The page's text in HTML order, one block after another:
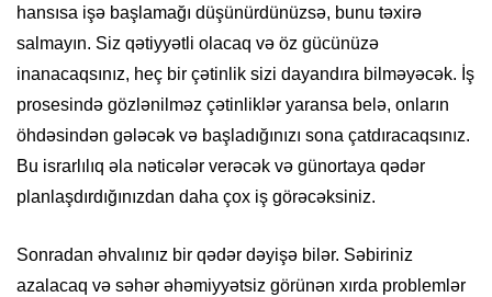
hansısa işə başlamağı düşünürdünüzsə, bunu təxirə
salmayın. Siz qətiyyətli olacaq və öz gücünüzə
inanacaqsınız, heç bir çətinlik sizi dayandıra bilməyəcək. İş
prosesində gözlənilməz çətinliklər yaransa belə, onların
öhdəsindən gələcək və başladığınızı sona çatdıracaqsınız.
Bu israrlılıq əla nəticələr verəcək və günortaya qədər
planlaşdırdığınızdan daha çox iş görəcəksiniz.
Sonradan əhvalınız bir qədər dəyişə bilər. Səbiriniz
azalacaq və səhər əhəmiyyətsiz görünən xırda problemlər